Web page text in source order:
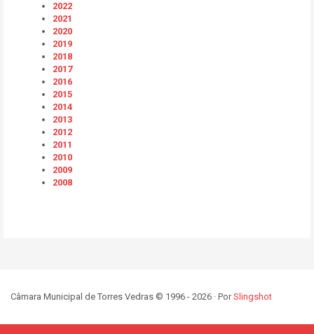
2022
2021
2020
2019
2018
2017
2016
2015
2014
2013
2012
2011
2010
2009
2008
Câmara Municipal de Torres Vedras © 1996 - 2026 · PorSlingshot